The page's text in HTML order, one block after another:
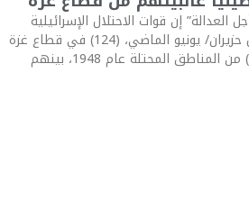
إن قوات الاحتلال الإسرائيلية
قتلت (134) فلسطينياً خلال حزيران/ يونيو الماضي، (124) في قطاع غزة
و(7) في الضفة الغربية و(3) من المناطق المحتلة عام 1948، بينهم